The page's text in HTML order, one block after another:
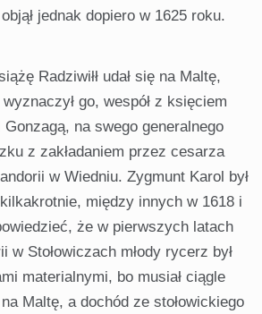
jednak dopiero w 1625 roku.
Radziwiłł udał się na Maltę,
go, wespół z księciem
na swego generalnego
z zakładaniem przez cesarza
w Wiedniu. Zygmunt Karol był
między innych w 1618 i
że w pierwszych latach
w Stołowiczach młody rycerz był
materialnymi, bo musiał ciągle
Maltę, a dochód ze stołowickiego